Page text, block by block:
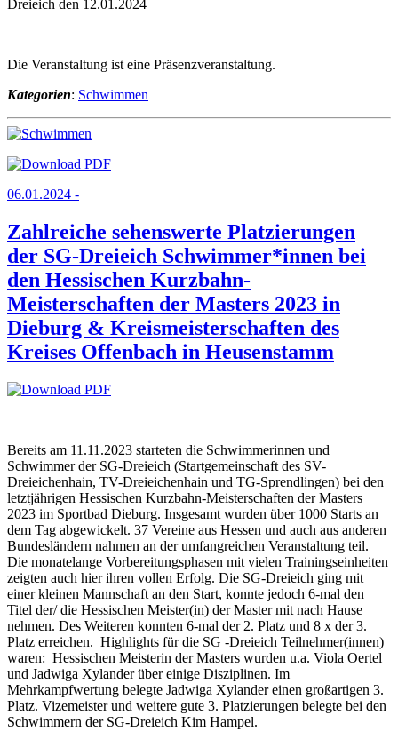
Dreieich den 12.01.2024
Die Veranstaltung ist eine Präsenzveranstaltung.
Kategorien: Schwimmen
06.01.2024 -
Zahlreiche sehenswerte Platzierungen
der SG-Dreieich Schwimmer*innen bei
den Hessischen Kurzbahn-
Meisterschaften der Masters 2023 in
Dieburg & Kreismeisterschaften des
Kreises Offenbach in Heusenstamm
Bereits am 11.11.2023 starteten die Schwimmerinnen und
Schwimmer der SG-Dreieich (Startgemeinschaft des SV-
Dreieichenhain, TV-Dreieichenhain und TG-Sprendlingen) bei den
letztjährigen Hessischen Kurzbahn-Meisterschaften der Masters
2023 im Sportbad Dieburg. Insgesamt wurden über 1000 Starts an
dem Tag abgewickelt. 37 Vereine aus Hessen und auch aus anderen
Bundesländern nahmen an der umfangreichen Veranstaltung teil.
Die monatelange Vorbereitungsphasen mit vielen Trainingseinheiten
zeigten auch hier ihren vollen Erfolg. Die SG-Dreieich ging mit
einer kleinen Mannschaft an den Start, konnte jedoch 6-mal den
Titel der/ die Hessischen Meister(in) der Master mit nach Hause
nehmen. Des Weiteren konnten 6-mal der 2. Platz und 8 x der 3.
Platz erreichen. Highlights für die SG -Dreieich Teilnehmer(innen)
waren: Hessischen Meisterin der Masters wurden u.a. Viola Oertel
und Jadwiga Xylander über einige Disziplinen. Im
Mehrkampfwertung belegte Jadwiga Xylander einen großartigen 3.
Platz. Vizemeister und weitere gute 3. Platzierungen belegte bei den
Schwimmern der SG-Dreieich Kim Hampel.